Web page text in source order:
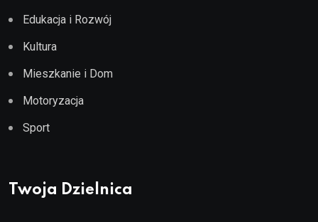
Edukacja i Rozwój
Kultura
Mieszkanie i Dom
Motoryzacja
Sport
Twoja Dzielnica